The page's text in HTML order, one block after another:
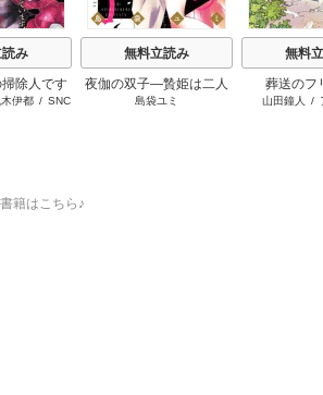
み
除人です
か花嫁と
伊都/ SNC
無料立読み
夜伽の双子―贄姫は二人
の王子に愛される―
島袋ユミ
無料
葬送のフ
山田鐘人 /
籍はこちら♪